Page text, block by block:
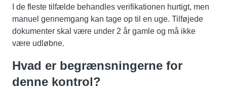
I de fleste tilfælde behandles verifikationen hurtigt, men
manuel gennemgang kan tage op til en uge. Tilføjede
dokumenter skal være under 2 år gamle og må ikke
være udløbne.
Hvad er begrænsningerne for
denne kontrol?